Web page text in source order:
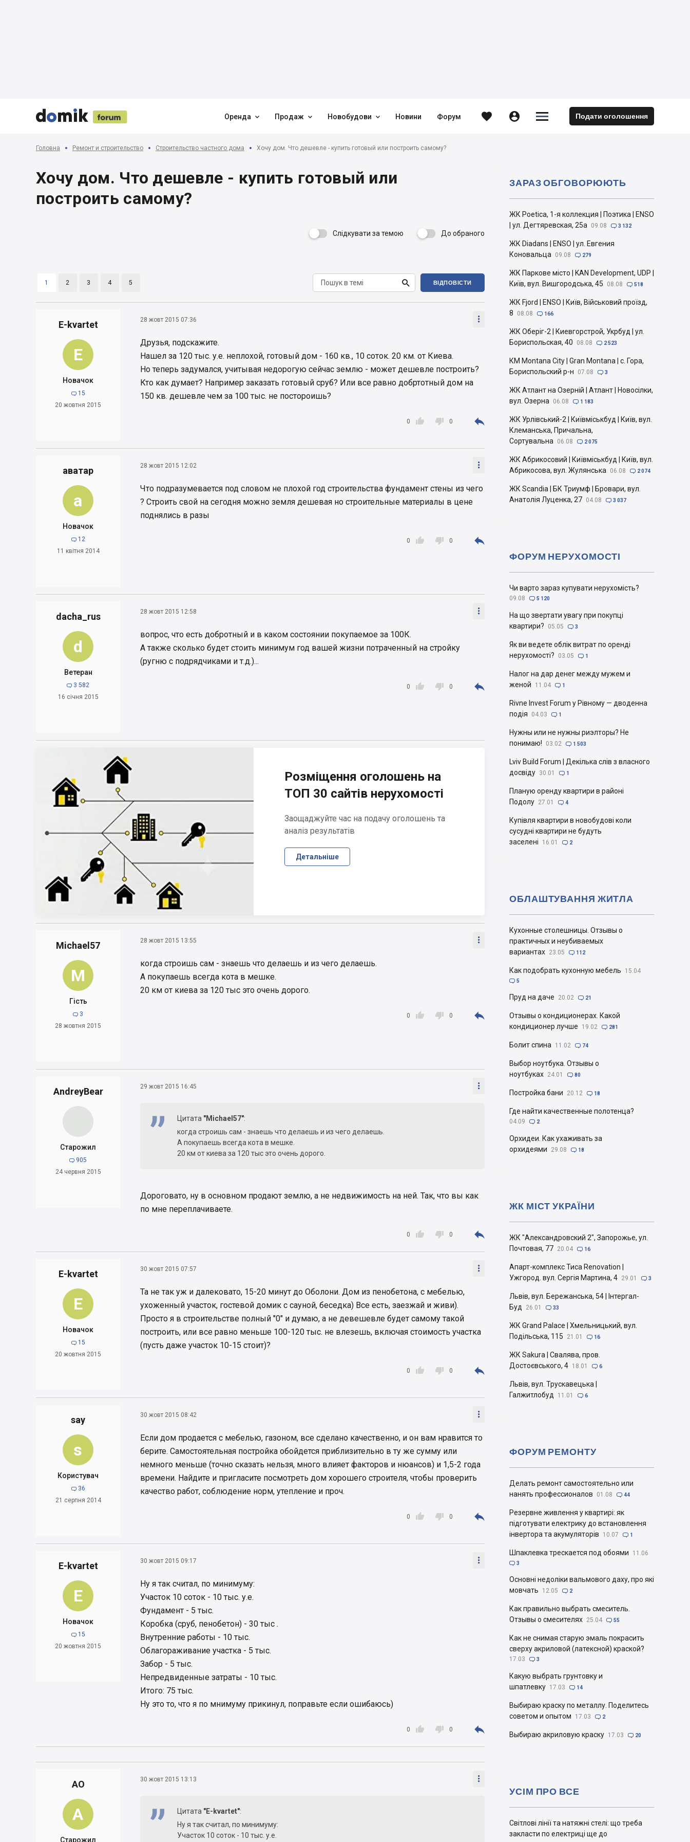


 
 Оренда  Продаж  Новобудови  Новини Форум   

 Подати оголошення
Головна Ремонт и строительство Строительство частного дома Хочу дом. Что дешевле - купить готовый или построить самому?
Хочу дом. Что дешевле - купить готовый или
построить самому?
Слідкувати за темою  До обраного
1 2 3 4 5  ВІДПОВІСТИ
E-kvartet
E
Новачок
 15
20 жовтня 2015
28 жовт 2015 07:36 
Друзья, подскажите.
Нашел за 120 тыс. у.е. неплохой, готовый дом - 160 кв., 10 соток. 20 км. от Киева.
Но теперь задумался, учитывая недорогую сейчас землю - может дешевле построить?
Кто как думает? Например заказать готовый сруб? Или все равно добртотный дом на
150 кв. дешевле чем за 100 тыс. не постороишь?

0  0 
аватар
а
Новачок
 12
11 квітня 2014
28 жовт 2015 12:02 
Что подразумевается под словом не плохой год строительства фундамент стены из чего
? Строить свой на сегодня можно земля дешевая но строительные материалы в цене
поднялись в разы

0  0 
dacha_rus
d
Ветеран
 3 582
16 січня 2015
28 жовт 2015 12:58 
вопрос, что есть добротный и в каком состоянии покупаемое за 100К.
А также сколько будет стоить минимум год вашей жизни потраченный на стройку
(ругню с подрядчиками и т.д.)...

0  0 
Michael57
M
Гість
 3
28 жовтня 2015
28 жовт 2015 13:55 
когда строишь сам - знаешь что делаешь и из чего делаешь.
А покупаешь всегда кота в мешке.
20 км от киева за 120 тыс это очень дорого.

0  0 
AndreyBear
Старожил
 905
24 червня 2015
29 жовт 2015 16:45 
Цитата "Michael57":
когда строишь сам - знаешь что делаешь и из чего делаешь.
А покупаешь всегда кота в мешке.
20 км от киева за 120 тыс это очень дорого.
Дороговато, ну в основном продают землю, а не недвижимость на ней. Так, что вы как
по мне переплачиваете.

0  0 
E-kvartet
E
Новачок
 15
20 жовтня 2015
30 жовт 2015 07:57 
Та не так уж и далековато, 15-20 минут до Оболони. Дом из пенобетона, с мебелью,
ухоженный участок, гостевой домик с сауной, беседка) Все есть, заезжай и живи).
Просто я в строительстве полный "0" и думаю, а не девешевле будет самому такой
построить, или все равно меньше 100-120 тыс. не влезешь, включая стоимость участка
(пусть даже участок 10-15 стоит)?

0  0 
say
s
Користувач
 36
21 серпня 2014
30 жовт 2015 08:42 
Если дом продается с мебелью, газоном, все сделано качественно, и он вам нравится то
берите. Самостоятельная постройка обойдется приблизительно в ту же сумму или
немного меньше (точно сказать нельзя, много влияет факторов и нюансов) и 1,5-2 года
времени. Найдите и пригласите посмотреть дом хорошего строителя, чтобы проверить
качество работ, соблюдение норм, утепление и проч.

0  0 
E-kvartet
E
Новачок
 15
20 жовтня 2015
30 жовт 2015 09:17 
Ну я так считал, по минимуму:
Участок 10 соток - 10 тыс. у.е.
Фундамент - 5 тыс.
Коробка (сруб, пенобетон) - 30 тыс .
Внутренние работы - 10 тыс.
Облагораживание участка - 5 тыс.
Забор - 5 тыс.
Непредвиденные затраты - 10 тыс.
Итого: 75 тыс.
Ну это то, что я по мнимуму прикинул, поправьте если ошибаюсь)

0  0 
AO
A
Старожил
30 жовт 2015 13:13 
Цитата "E-kvartet":
Ну я так считал, по минимуму:
Участок 10 соток - 10 тыс. у.е.
Розміщення оголошень на
ТОП 30 сайтів нерухомості
Заощаджуйте час на подачу оголошень та
аналіз результатів
Детальніше
ЖК Poetica, 1-я коллекция | Поэтика | ENSO
| ул. Дегтяревская, 25а
09.08  3 132
ЖК Diadans | ENSO | ул. Евгения
Коновальца
09.08  279
ЖК Паркове місто | KAN Development, UDP |
Київ, вул. Вишгородська, 45
08.08  518
ЖК Fjord | ENSO | Київ, Військовий проїзд,
8
08.08  166
ЖК Оберіг-2 | Киевгорстрой, Укрбуд | ул.
Бориспольская, 40
08.08  2 523
КМ Montana City | Gran Montana | с. Гора,
Бориспольский р-н
07.08  3
ЖК Атлант на Озерній | Атлант | Новосілки,
вул. Озерна
06.08  1 183
ЖК Урлівський-2 | Київміськбуд | Київ, вул.
Клеманська, Причальна,
Сортувальна
06.08  2 075
ЖК Абрикосовий | Київміськбуд | Київ, вул.
Абрикосова, вул. Жулянська
06.08  2 074
ЖК Scandia | БК Триумф | Бровари, вул.
Анатолія Луценка, 27 04.08  3 037
ЗАРАЗ ОБГОВОРЮЮТЬ
Чи варто зараз купувати нерухомість?
09.08  5 120
На що звертати увагу при покупці
квартири?
05.05  3
Як ви ведете облік витрат по оренді
нерухомості?
03.05  1
Налог на дар денег между мужем и
женой
11.04  1
Rivne Invest Forum у Рівному — дводенна
подія
04.03  1
Нужны или не нужны риэлторы? Не
понимаю!
03.02  1 503
Lviv Build Forum | Декілька слів з власного
досвіду 30.01  1
Планую оренду квартири в районі
Подолу 27.01  4
Купівля квартири в новобудові коли
сусудні квартири не будуть
заселені
16.01  2
ФОРУМ НЕРУХОМОСТІ
Кухонные столешницы. Отзывы о
практичных и неубиваемых
вариантах 23.05  112
Как подобрать кухонную мебель 15.04
 5
Пруд на даче 20.02  21
Отзывы о кондиционерах. Какой
кондиционер лучше
19.02  281
Болит спина 11.02  74
Выбор ноутбука. Отзывы о
ноутбуках 24.01  80
Постройка бани 20.12  18
Где найти качественные полотенца?
04.09  2
Орхидеи. Как ухаживать за
орхидеями
29.08  18
ОБЛАШТУВАННЯ ЖИТЛА
ЖК "Александровский 2", Запорожье, ул.
Почтовая, 77 20.04  16
Апарт-комплекс Тиса Renovation |
Ужгород. вул. Сергія Мартина, 4 29.01  3
Львів, вул. Бережанська, 54 | Інтергал-
Буд
26.01  33
ЖК Grand Palace | Хмельницький, вул.
Подільська, 115
21.01  16
ЖК Sakura | Свалява, пров.
Достоєвського, 4 18.01  6
Львів, вул. Трускавецька |
Галжитлобуд
11.01  6
ЖК МІСТ УКРАЇНИ
Делать ремонт самостоятельно или
нанять профессионалов
01.08  44
Резервне живлення у квартирі: як
підготувати електрику до встановлення
інвертора та акумуляторів
10.07  1
Шпаклевка трескается под обоями 11.06
 3
Основні недоліки вальмового даху, про які
мовчать
12.05  2
Как правильно выбрать смеситель.
Отзывы о смесителях 25.04  55
Как не снимая старую эмаль покрасить
сверху акриловой (латексной) краской?
17.03  3
Какую выбрать грунтовку и
шпатлевку 17.03  14
Выбираю краску по металлу. Поделитесь
советом и опытом
17.03  2
Выбираю акриловую краску 17.03  20
ФОРУМ РЕМОНТУ
Світлові лінії та натяжні стелі: що треба
закласти по електриці ще до
УСІМ ПРО ВСЕ